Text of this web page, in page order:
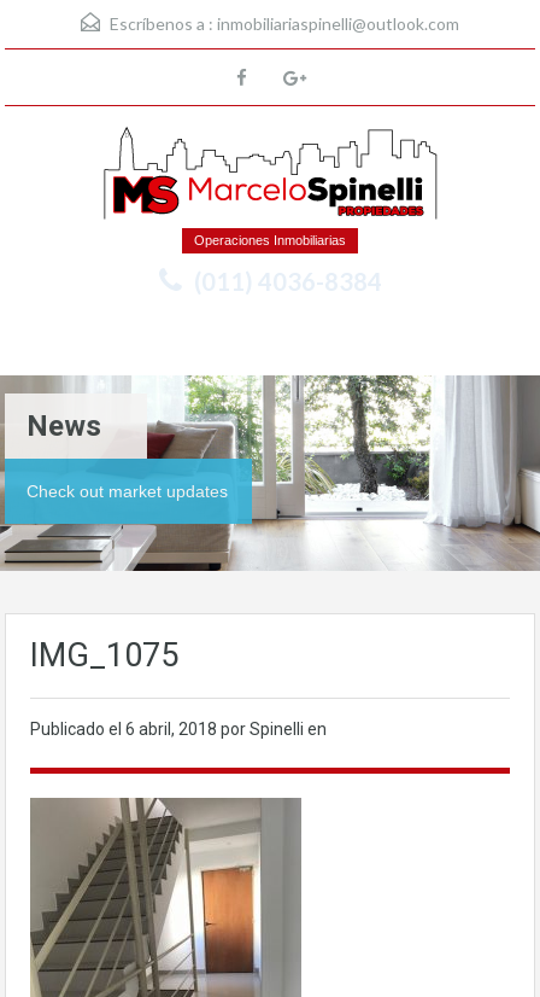
Escríbenos a : inmobiliariaspinelli@outlook.com
Operaciones Inmobiliarias
(011) 4036-8384
News
Check out market updates
IMG_1075
Publicado el 6 abril, 2018 por Spinelli en